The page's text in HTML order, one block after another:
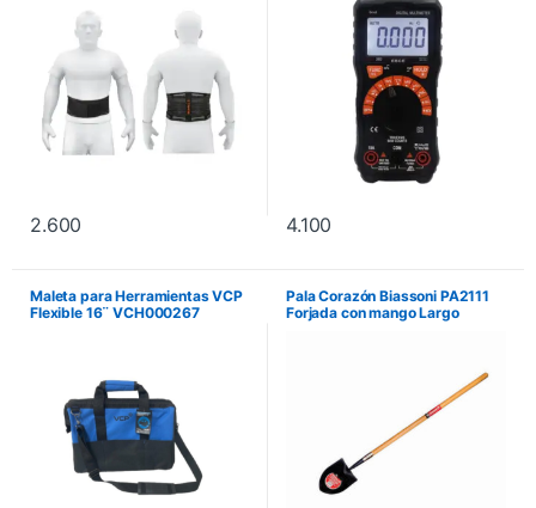
2.600 4.100
Maleta para Herramientas VCP
Flexible 16¨ VCH000267
Pala Corazón Biassoni PA2111
Forjada con mango Largo